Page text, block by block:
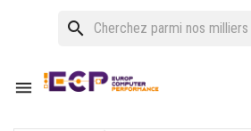
search
